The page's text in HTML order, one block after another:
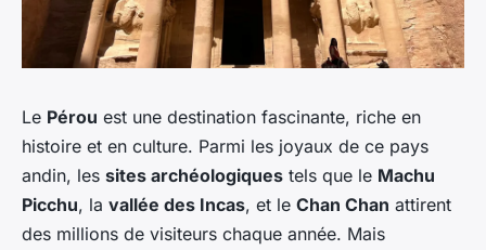
Le Pérou est une destination fascinante, riche en
histoire et en culture. Parmi les joyaux de ce pays
andin, les sites archéologiques tels que le Machu
Picchu, la vallée des Incas, et le Chan Chan attirent
des millions de visiteurs chaque année. Mais